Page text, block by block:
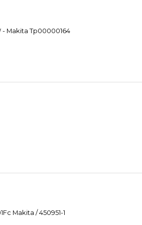
- Makita Tp00000164
Makita / 450951-1